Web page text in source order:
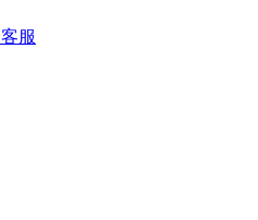
客服